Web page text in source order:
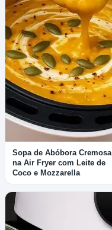
Sopa de Abóbora Cremosa
na Air Fryer com Leite de
Coco e Mozzarella